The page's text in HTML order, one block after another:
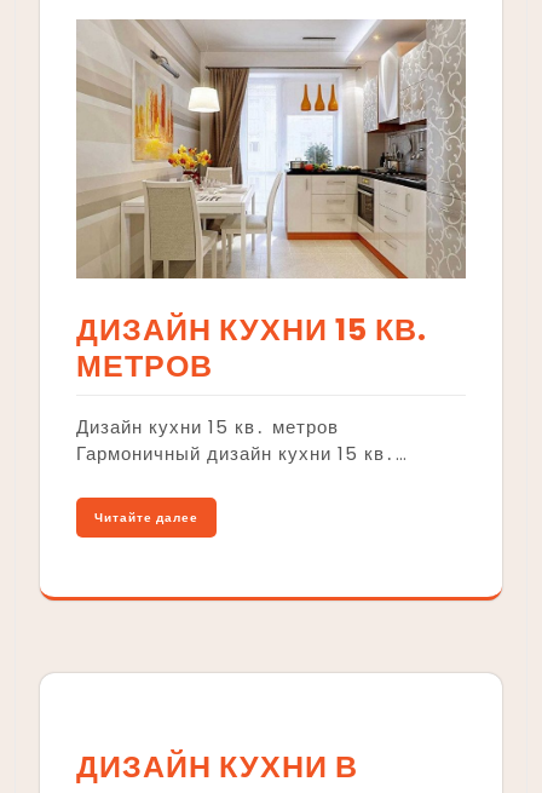
ДИЗАЙН КУХНИ 15 КВ.
МЕТРОВ
Дизайн кухни 15 кв․ метров
Гармоничный дизайн кухни 15 кв․…
Читайте далее
ДИЗАЙН КУХНИ В